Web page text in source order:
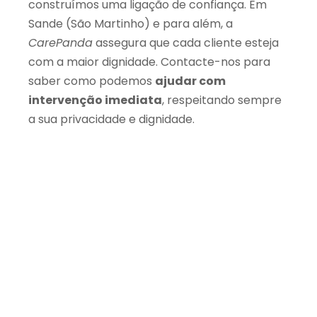
construímos uma ligação de confiança. Em
Sande (São Martinho) e para além, a
CarePandaassegura que cada cliente esteja
com a maior dignidade. Contacte-nos para
saber como podemos ajudar com
intervenção imediata, respeitando sempre
a sua privacidade e dignidade.